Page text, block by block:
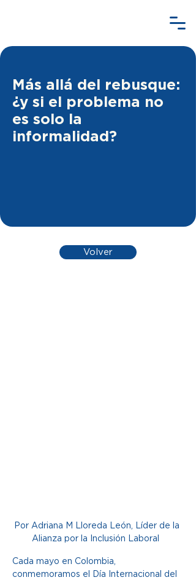
Más allá del rebusque:
¿y si el problema no
es solo la
informalidad?
Volver
Por Adriana M Lloreda León, Líder de la
Alianza por la Inclusión Laboral
Cada mayo en Colombia,
conmemoramos el Día Internacional del